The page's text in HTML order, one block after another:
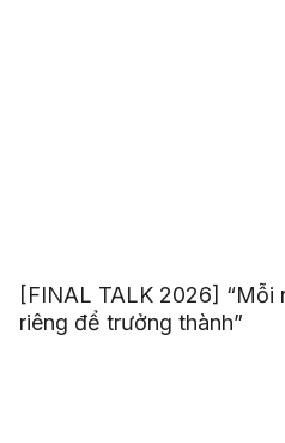
[FINAL TALK 2026] “Mỗi
riêng để trưởng thành”